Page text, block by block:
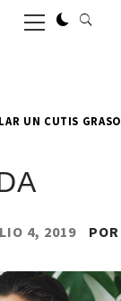
Menú
principal
UN CUTIS GRASO
4, 2019 POR